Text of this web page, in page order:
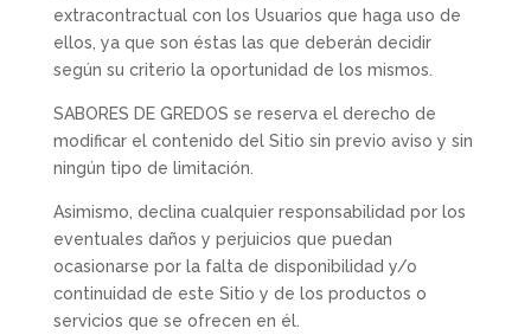
extracontractual con los Usuarios que haga uso de
ellos, ya que son éstas las que deberán decidir
según su criterio la oportunidad de los mismos.
SABORES DE GREDOS se reserva el derecho de
modificar el contenido del Sitio sin previo aviso y sin
ningún tipo de limitación.
Asimismo, declina cualquier responsabilidad por los
eventuales daños y perjuicios que puedan
ocasionarse por la falta de disponibilidad y/o
continuidad de este Sitio y de los productos o
servicios que se ofrecen en él.